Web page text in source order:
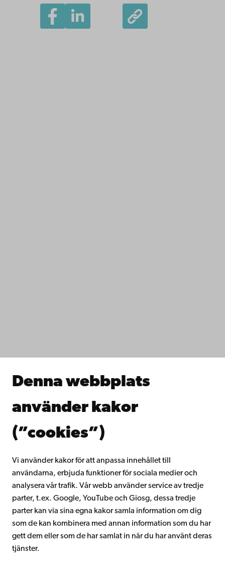
Denna webbplats
använder kakor
(”cookies”)
Vi använder kakor för att anpassa innehållet till
användarna, erbjuda funktioner för sociala medier och
analysera vår trafik. Vår webb använder service av tredje
parter, t.ex. Google, YouTube och Giosg, dessa tredje
parter kan via sina egna kakor samla information om dig
som de kan kombinera med annan information som du har
gett dem eller som de har samlat in när du har använt deras
tjänster.
Samarbeta med oss
Kontinuerligt lärande
Gå med i Åbo Akademis alumnnätverk
Intranätet
Facebook InstagramYouTube LinkedIn Blog Snapchat